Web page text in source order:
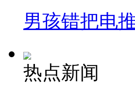
男孩错把电
热点新闻